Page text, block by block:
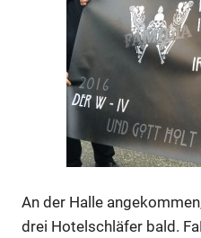
An der Halle
drei Hotelschläfer bald.